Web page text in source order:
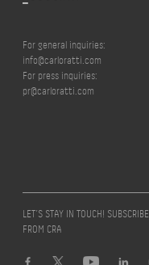
For general inquiries:
info@carloratti.com
For press inquiries:
pr@carloratti.com
LET’S STAY IN TOUCH!
FROM CRA